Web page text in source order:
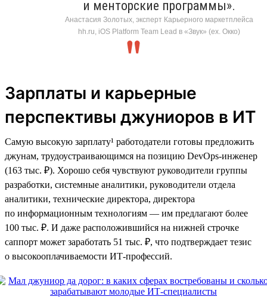
и менторские программы».
Анастасия Золотых, эксперт Карьерного маркетплейса
hh.ru, iOS Platform Team Lead в «Звук» (ex. Окко)
Зарплаты и карьерные
перспективы джуниоров в ИТ
Самую высокую зарплату¹ работодатели готовы предложить
джунам, трудоустраивающимся на позицию DevOps-инженер
(163 тыс. ₽). Хорошо себя чувствуют руководители группы
разработки, системные аналитики, руководители отдела
аналитики, технические директора, директора
по информационным технологиям — им предлагают более
100 тыс. ₽. И даже расположившийся на нижней строчке
саппорт может заработать 51 тыс. ₽, что подтверждает тезис
о высокооплачиваемости ИТ-профессий.